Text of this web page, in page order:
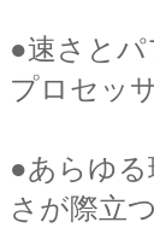
●速さと
プロセッ
●あらゆ
さが際立